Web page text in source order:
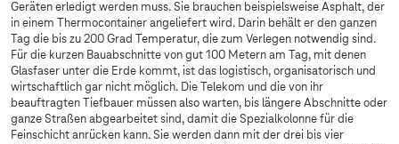
Geräten erledigt werden muss. Sie brauchen beispielsweise Asphalt, der
in einem Thermocontainer angeliefert wird. Darin behält er den ganzen
Tag die bis zu 200 Grad Temperatur, die zum Verlegen notwendig sind.
Für die kurzen Bauabschnitte von gut 100 Metern am Tag, mit denen
Glasfaser unter die Erde kommt, ist das logistisch, organisatorisch und
wirtschaftlich gar nicht möglich. Die Telekom und die von ihr
beauftragten Tiefbauer müssen also warten, bis längere Abschnitte oder
ganze Straßen abgearbeitet sind, damit die Spezialkolonne für die
Feinschicht anrücken kann. Sie werden dann mit der drei bis vier